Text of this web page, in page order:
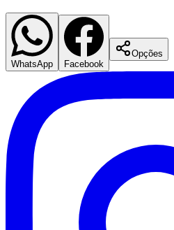
WhatsApp Facebook
Opções